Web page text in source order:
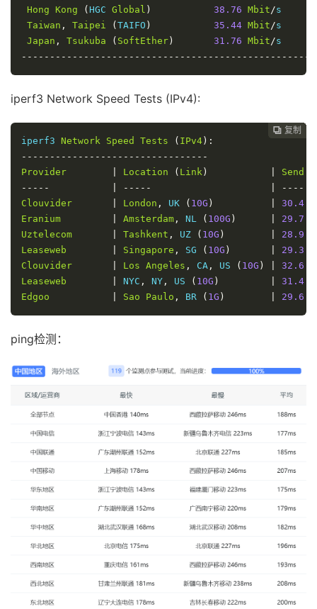
Hong Kong (HGC Global ) 38.76 Mbit /s
Taiwan , Taipei (TAIFO ) 35.44 Mbit /s
Japan , Tsukuba ( SoftEther) 31.76 Mbit /s
iperf3 Network Speed Tests (IPv4):
 复制
 复制
 复制
 复制
 复制
 复制
 复制
 复制
 复制
 复制
iperf3 Network Speed Tests ( IPv4):
---------------------------------
Provider
Location ( Link ) Send
-----
-----
----
Clouvider
London , UK ( 10G ) 30.4
Eranium
Amsterdam , NL ( 100G ) 29.7
Uztelecom
Tashkent , UZ ( 10G ) 28.9
Leaseweb
Singapore , SG ( 10G ) 29.3
Clouvider
Los Angeles , CA , US ( 10G ) 32.6
Leaseweb
NYC , NY , US ( 10G ) 31.4
Edgoo
Sao Paulo , BR ( 1G ) 29.6
ping检测：